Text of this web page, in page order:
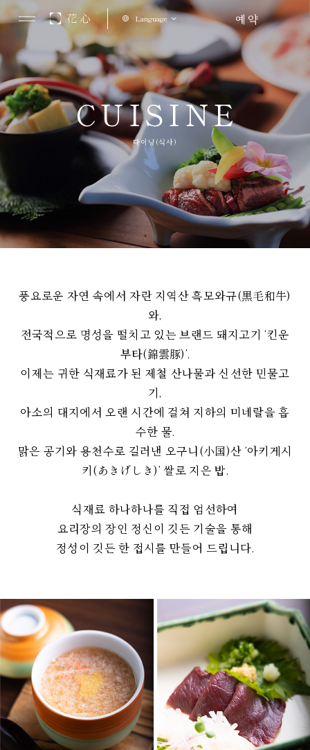
Language 예약
CUISINE
다이닝(식사)
풍요로운 자연 속에서 자란 지역산 흑모와규(黒毛和牛)
와,
전국적으로 명성을 떨치고 있는 브랜드 돼지고기 ‘킨운
부타(錦雲豚)’.
이제는 귀한 식재료가 된 제철 산나물과 신선한 민물고
기,
아소의 대지에서 오랜 시간에 걸쳐 지하의 미네랄을 흡
수한 물.
맑은 공기와 용천수로 길러낸 오구니(小国)산 ‘아키게시
키(あきげしき)’ 쌀로 지은 밥.
식재료 하나하나를 직접 엄선하여
요리장의 장인 정신이 깃든 기술을 통해
정성이 깃든 한 접시를 만들어 드립니다.